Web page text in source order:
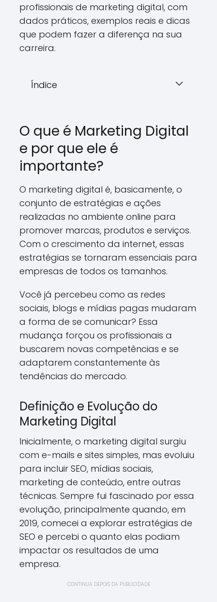
profissionais de marketing digital, com
dados práticos, exemplos reais e dicas
que podem fazer a diferença na sua
carreira.
Índice
O que é Marketing Digital
e por que ele é
importante?
O marketing digital é, basicamente, o
conjunto de estratégias e ações
realizadas no ambiente online para
promover marcas, produtos e serviços.
Com o crescimento da internet, essas
estratégias se tornaram essenciais para
empresas de todos os tamanhos.
Você já percebeu como as redes
sociais, blogs e mídias pagas mudaram
a forma de se comunicar? Essa
mudança forçou os profissionais a
buscarem novas competências e se
adaptarem constantemente às
tendências do mercado.
Definição e Evolução do
Marketing Digital
Inicialmente, o marketing digital surgiu
com e-mails e sites simples, mas evoluiu
para incluir SEO, mídias sociais,
marketing de conteúdo, entre outras
técnicas. Sempre fui fascinado por essa
evolução, principalmente quando, em
2019, comecei a explorar estratégias de
SEO e percebi o quanto elas podiam
impactar os resultados de uma
empresa.
CONTINUA DEPOIS DA PUBLICIDADE